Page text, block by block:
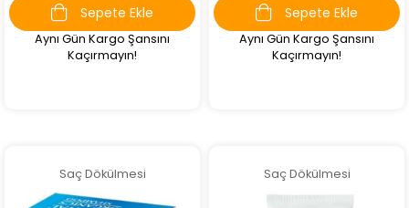
Sepete Ekle
Aynı Gün Kargo Şansını
Kaçırmayın!
Sepete Ekle
Aynı Gün Kargo Şansını
Kaçırmayın!
Saç Dökülmesi Saç Dökülmesi